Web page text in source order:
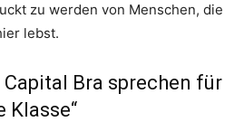
zu werden von Menschen, die
lebst.
Capital Bra sprechen für
Klasse“